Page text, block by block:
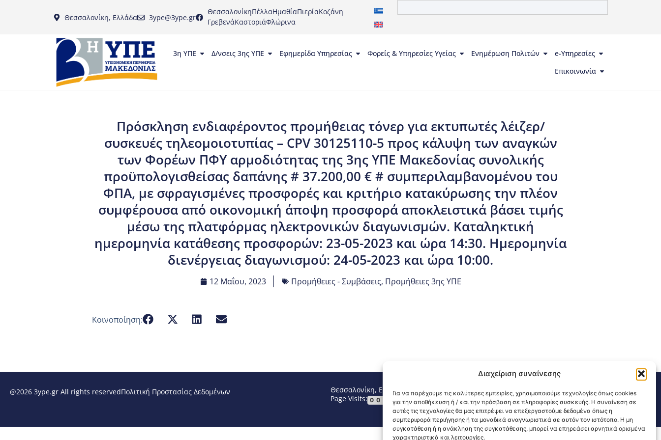
Διαχείριση συναίνεσης
Για να παρέχουμε τις καλύτερες εμπειρίες, χρησιμοποιούμε τεχνολογίες όπως cookies
για την αποθήκευση ή / και την πρόσβαση σε πληροφορίες συσκευής. Η συναίνεση σε
αυτές τις τεχνολογίες θα μας επιτρέψει να επεξεργαστούμε δεδομένα όπως η
συμπεριφορά περιήγησης ή τα μοναδικά αναγνωριστικά σε αυτόν τον ιστότοπο. Η μη
συγκατάθεση ή η ανάκληση της συγκατάθεσης, μπορεί να επηρεάσει αρνητικά ορισμένα
χαρακτηριστικά και λειτουργίες.
Θεσσαλονίκη, Ελλάδα 3ype@3ype.gr
ΘεσσαλονίκηΠέλλαΗμαθίαΠιερίαΚοζάνη
ΓρεβενάΚαστοριάΦλώρινα
3η ΥΠΕ Δ/νσεις 3ης ΥΠΕ Εφημερίδα Υπηρεσίας Φορείς & Υπηρεσίες Υγείας Ενημέρωση Πολιτών
e-Υπηρεσίες
Επικοινωνία
Πρόσκληση ενδιαφέροντος προμήθειας τόνερ για εκτυπωτές λέιζερ/
συσκευές τηλεομοιοτυπίας – CPV 30125110-5 προς κάλυψη των αναγκών
των Φορέων ΠΦΥ αρμοδιότητας της 3ης ΥΠΕ Μακεδονίας συνολικής
προϋπολογισθείσας δαπάνης # 37.200,00 € # συμπεριλαμβανομένου του
ΦΠΑ, με σφραγισμένες προσφορές και κριτήριο κατακύρωσης την πλέον
συμφέρουσα από οικονομική άποψη προσφορά αποκλειστικά βάσει τιμής
μέσω της πλατφόρμας ηλεκτρονικών διαγωνισμών. Καταληκτική
ημερομηνία κατάθεσης προσφορών: 23-05-2023 και ώρα 14:30. Ημερομηνία
διενέργειας διαγωνισμού: 24-05-2023 και ώρα 10:00.
12 Μαΐου, 2023 Προμήθειες - Συμβάσεις, Προμήθειες 3ης ΥΠΕ
Κοινοποίηση:
@2026 3ype.gr All rights reservedΠολιτική Προστασίας Δεδομένων Θεσσαλονίκη, ΕλλάδαΤηλ: +30 2311 226 200email: 3ype@3ype.gr
Page Visits: 00015 Website Visits: 1594636